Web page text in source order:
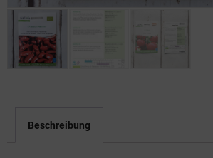
Beschreibung